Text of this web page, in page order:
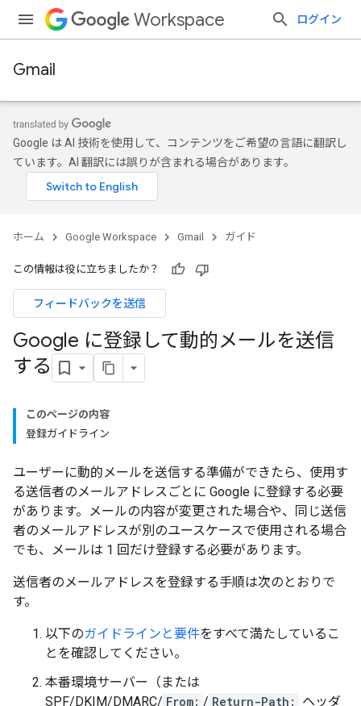
Workspace ログイン
Gmail
Google は AI 技術を使用して、コンテンツをご希望の言語に翻訳し
ています。AI 翻訳には誤りが含まれる場合があります。
ホーム Google Workspace Gmail ガイド
この情報は役に立ちましたか？
フィードバックを送信
Google に登録して動的メールを送信
する
このページの内容
登録ガイドライン
ユーザーに動的メールを送信する準備ができたら、使用す
る送信者のメールアドレスごとに Google に登録する必要
があります。メールの内容が変更された場合や、同じ送信
者のメールアドレスが別のユースケースで使用される場合
でも、メールは 1 回だけ登録する必要があります。
送信者のメールアドレスを登録する手順は次のとおりで
す。
以下のガイドラインと要件をすべて満たしているこ
とを確認してください。
本番環境サーバー（または
SPF/DKIM/DMARC/ From: / Return-Path:
ヘッダ